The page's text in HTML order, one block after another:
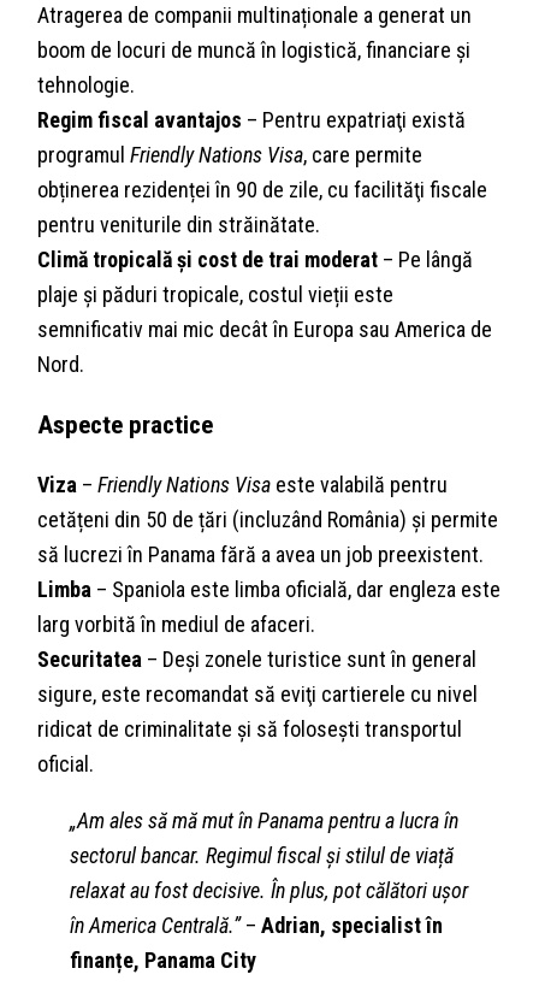
Atragerea de companii multinaționale a generat un
boom de locuri de muncă în logistică, financiare și
tehnologie.
Regim fiscal avantajos – Pentru expatriaţi există
programulFriendly Nations Visa, care permite
obținerea rezidenței în 90 de zile, cu facilităţi fiscale
pentru veniturile din străinătate.
Climă tropicală și cost de trai moderat – Pe lângă
plaje și păduri tropicale, costul vieții este
semnificativ mai mic decât în Europa sau America de
Nord.
Aspecte practice
Viza –Friendly Nations Visa este valabilă pentru
cetățeni din 50 de țări (incluzând România) și permite
să lucrezi în Panama fără a avea un job preexistent.
Limba – Spaniola este limba oficială, dar engleza este
larg vorbită în mediul de afaceri.
Securitatea – Deși zonele turistice sunt în general
sigure, este recomandat să eviţi cartierele cu nivel
ridicat de criminalitate și să foloseşti transportul
oficial.
„Am ales să mă mut în Panama pentru a lucra în
sectorul bancar. Regimul fiscal și stilul de viață
relaxat au fost decisive. În plus, pot călători ușor
în America Centrală.”–Adrian, specialist în
finanțe, Panama City